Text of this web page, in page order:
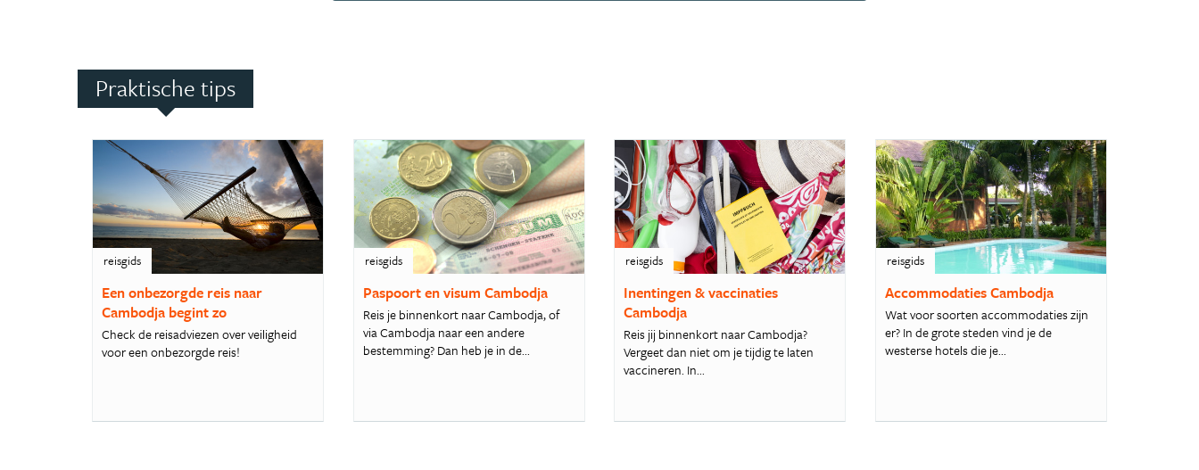
Praktische tips
reisgids
Een onbezorgde reis naar
Cambodja begint zo
Check de reisadviezen over veiligheid
voor een onbezorgde reis!
reisgids
Paspoort en visum Cambodja
Reis je binnenkort naar Cambodja, of
via Cambodja naar een andere
bestemming? Dan heb je in de...
reisgids
Inentingen & vaccinaties
Cambodja
Reis jij binnenkort naar Cambodja?
Vergeet dan niet om je tijdig te laten
vaccineren. In...
reisgids
Accommodaties Cambodja
Wat voor soorten accommodaties zijn
er? In de grote steden vind je de
westerse hotels die je...